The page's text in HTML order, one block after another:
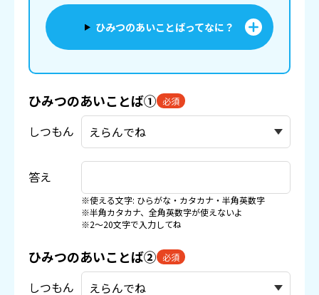
ひみつのあいことばってなに？
ひみつのあいことば① 必須
しつもん
答え
※使える文字: ひらがな・カタカナ・半角英数字
※半角カタカナ、全角英数字が使えないよ
※2〜20文字で入力してね
ひみつのあいことば② 必須
しつもん